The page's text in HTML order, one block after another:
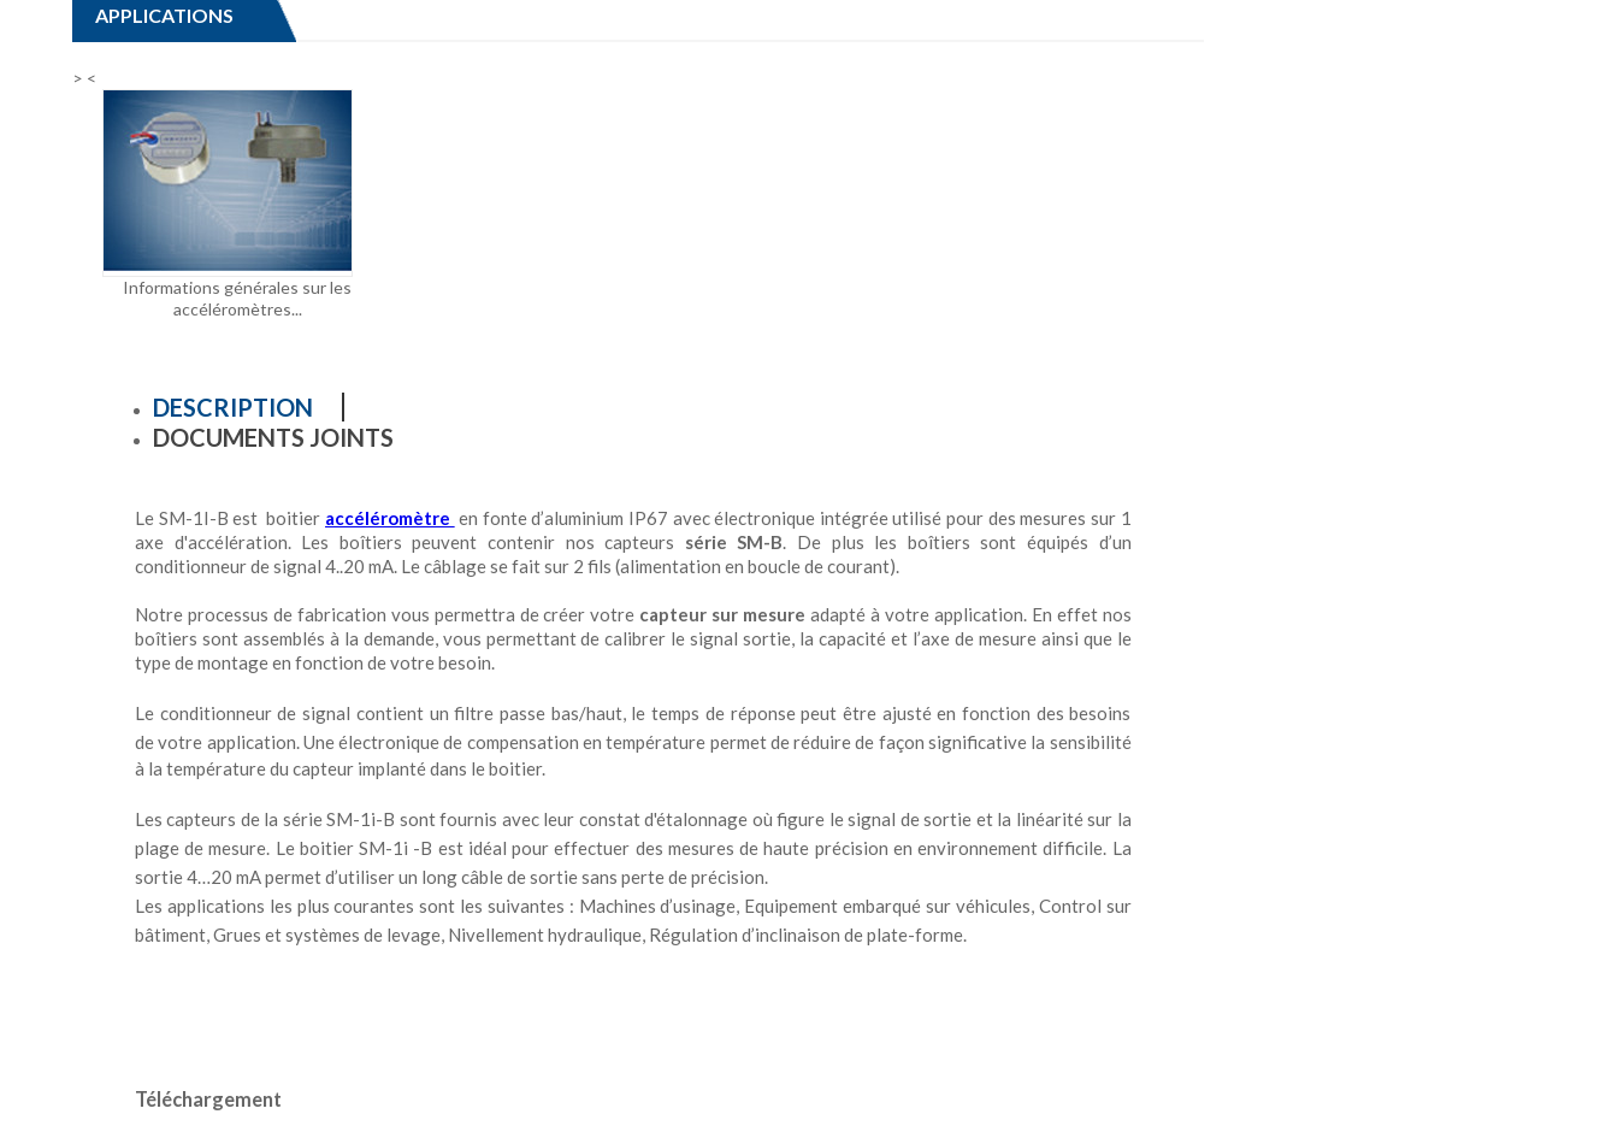
APPLICATIONS
> <
Informations générales sur les
accéléromètres...
DESCRIPTION
DOCUMENTS JOINTS
Le SM-1I-B est boitier accéléromètre en fonte d’aluminium IP67 avec électronique intégrée utilisé pour des mesures sur 1
axe d'accélération. Les boîtiers peuvent contenir nos capteurs série SM-B. De plus les boîtiers sont équipés d’un
conditionneur de signal 4..20 mA. Le câblage se fait sur 2 fils (alimentation en boucle de courant).
Notre processus de fabrication vous permettra de créer votre capteur sur mesure adapté à votre application. En effet nos
boîtiers sont assemblés à la demande, vous permettant de calibrer le signal sortie, la capacité et l’axe de mesure ainsi que le
type de montage en fonction de votre besoin.
Le conditionneur de signal contient un filtre passe bas/haut, le temps de réponse peut être ajusté en fonction des besoins
devotre application. Une électronique de compensation en température permet de réduire de façon significative la sensibilité
à la température du capteur implanté dans le boitier.
Les capteurs de la série SM-1i-B sont fournis avec leur constat d'étalonnage où figure le signal de sortie et la linéarité sur la
plage de mesure. Le boitier SM-1i -B est idéal pour effectuer des mesures de haute précision en environnement difficile. La
sortie 4…20 mA permet d’utiliser un long câble de sortie sans perte de précision.
Les applications les plus courantes sont les suivantes : Machines d’usinage, Equipement embarqué sur véhicules, Control sur
bâtiment, Grues et systèmes de levage, Nivellement hydraulique, Régulation d’inclinaison de plate-forme.
Téléchargement